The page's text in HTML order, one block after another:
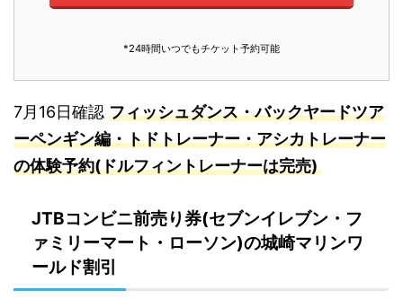
*24時間いつでもチケット予約可能
7月16日確認 フィッシュダンス・バックヤードツア
ーペンギン編・トドトレーナー・アシカトレーナー
の体験予約(ドルフィントレーナーは完売)
JTBコンビニ前売り券(セブンイレブン・フ
ァミリーマート・ローソン)の城崎マリンワ
ールド割引